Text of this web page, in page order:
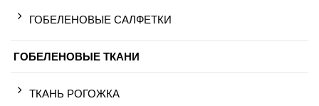
ГОБЕЛЕНОВЫЕ САЛФЕТКИ
ГОБЕЛЕНОВЫЕ ТКАНИ
ТКАНЬ РОГОЖКА